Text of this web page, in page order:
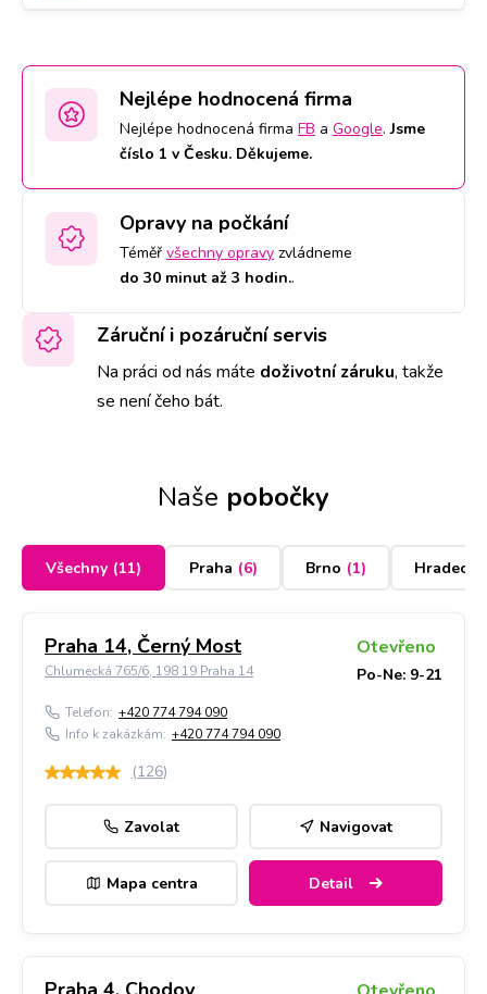
Nejlépe hodnocená firma
Nejlépe hodnocená firma FB a Google.Jsme
číslo 1 v Česku. Děkujeme.
Opravy na počkání
Téměř všechny opravy zvládneme
do 30 minut až 3 hodin..
Záruční i pozáruční servis
Na práci od nás máte doživotní záruku, takže
se není čeho bát.
Naše pobočky
Všechny (11) Praha (6) Brno (1) Hradec
Praha 14, Černý Most
Chlumecká 765/6, 198 19 Praha 14
Otevřeno
Po-Ne: 9-21
Telefon: +420 774 794 090
Info k zakázkám: +420 774 794 090
(126)
Zavolat Navigovat
Mapa centra Detail